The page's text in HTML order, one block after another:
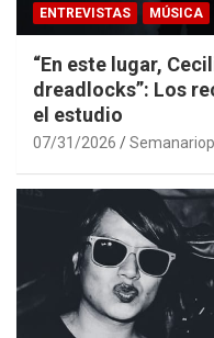
ENTREVISTAS MÚSICA
“En este lugar,
dreadlocks”: Los
el estudio
07/31/2026